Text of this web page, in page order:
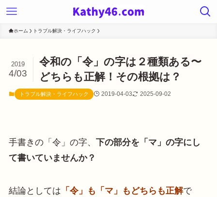
ホーム トラブル解決・ライフハック
令和の「令」の字は２種類ある〜
どちらも正解！その根拠は？
2019
4/03
トラブル解決・ライフハック 2019-04-03 2025-09-02
手書きの「令」の字、 下の部分を「マ」の字にし
て書いていませんか？
結論としては 「令」も「マ」もどちらも正解で